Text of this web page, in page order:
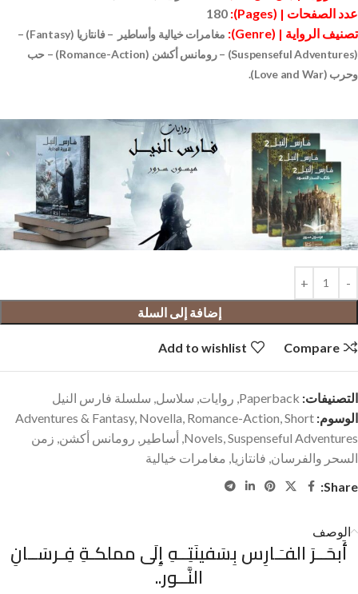
عدد الصفحات | (Pages
):
180
تصنيف الرواية | (Genre)
:
مغامرات خيالية وأساطير – فانتازيا (Fantasy) –
(Suspenseful Adventures) –
رومانس أكشن (Romance-Action) – حب
وحرب (Love and War
).
إضافة إلى السلة
Compare
Add to wishlist
التصنيفات: Paperback روايات سلاسل سلسلة فارس النيل
الوسوم:
Adventures & Fantasy, Novella Romance-Action Short
Novels Suspenseful Adventures أساطير رومانس أكشن زمن
السحر والفرسان فانتازيا مغامرات خيالية
Share:
الوصف
أَبحَــرَ الفـَـارِس بِسَفينَتِــهِ إِلَى مملكـةِ فِـرسَــانِ
النَّــور..